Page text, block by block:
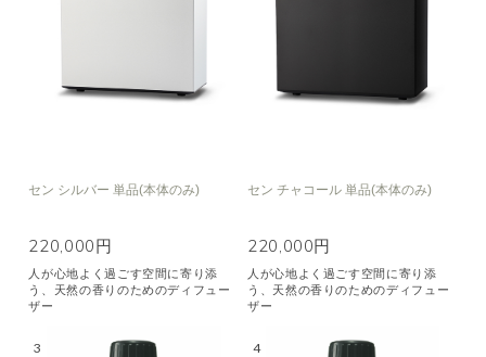
セン シルバー 単品(本体のみ)
220,000円
人が心地よく過ごす空間に寄り添
う、天然の香りのためのディフュー
ザー
セン チャコール 単品(本体のみ)
220,000円
人が心地よく過ごす空間に寄り添
う、天然の香りのためのディフュー
ザー